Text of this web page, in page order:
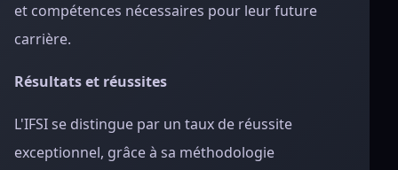
et compétences nécessaires pour leur future
carrière.
Résultats et réussites
L'IFSI se distingue par un taux de réussite
exceptionnel, grâce à sa méthodologie